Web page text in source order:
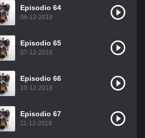
Episodio 64
06-12-2018
Episodio 65
07-12-2018
Episodio 66
10-12-2018
Episodio 67
11-12-2018